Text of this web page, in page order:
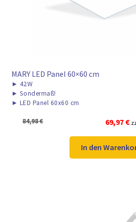
MARY LED Panel 60×60 cm
► 42W
► Sondermaß!
► LED Panel 60x60 cm
84,98€
Preis
war:
84,98 €
69,97 €
In den